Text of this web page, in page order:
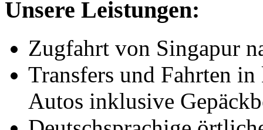
Unsere Leistungen:
Zugfahrt von Singapur
Transfers und Fahrten
Autos inklusive